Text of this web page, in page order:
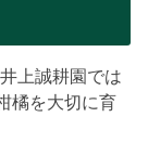
上誠耕園では
橘を大切に育